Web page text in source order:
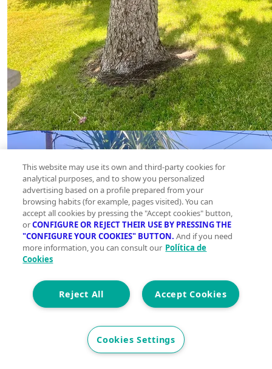
This website may use its own and third-party cookies for
analytical purposes, and to show you personalized
advertising based on a profile prepared from your
browsing habits (for example, pages visited). You can
accept all cookies by pressing the "Accept cookies" button,
orCONFIGURE OR REJECT THEIR USE BY PRESSING THE
"CONFIGURE YOUR COOKIES" BUTTON. And if you need
more information, you can consult our Política de
Cookies
Accept Cookies
Reject All
Cookies Settings